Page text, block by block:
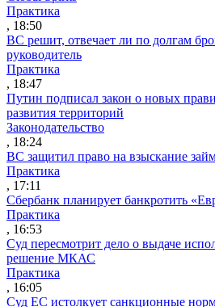
Практика
, 18:50
ВС решит, отвечает ли по долгам
руководитель
Практика
, 18:47
Путин подписал закон о новых
развития территорий
Законодательство
, 18:24
ВС защитил право на взыскание
Практика
, 17:11
Сбербанк планирует банкротить
Практика
, 16:53
Суд пересмотрит дело о выдаче
решение МКАС
Практика
, 16:05
Суд ЕС истолкует санкционные